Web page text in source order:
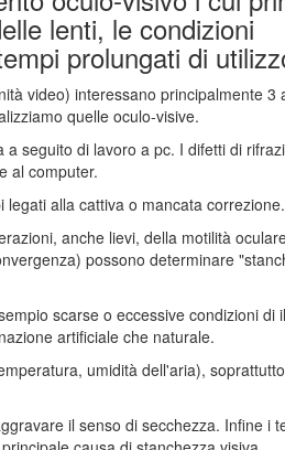
lenti, le condizioni
prolungati di
video) interessano principalmente 3
quelle oculo-visive.
seguito di lavoro a pc. I difetti di
al computer.
alla cattiva o mancata correzione.
anche lievi, della motilità
possono determinare
scarse o eccessive condizioni di
artificiale che naturale.
umidità dell'aria),
il senso di secchezza. Infine i